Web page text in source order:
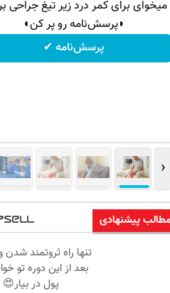
میخوای برای کمر درد زیر تیغ جراحی
◗پرسش‌نامه رو پر کن◖
پرسش‌نامه ✔
‹
پیشنهادی
تنها راه ثروتمند شدن
بعد از این دوره تو
پول در بیار😍